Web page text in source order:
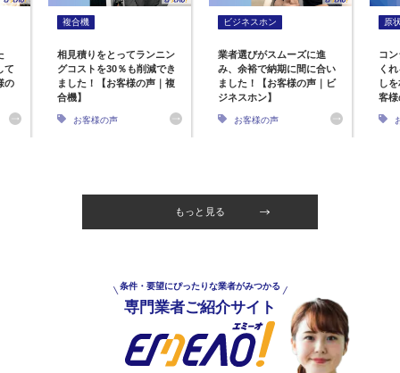
て
の
複合機
相見積りをとってランニン
グコストを30％も削減でき
ました！【お客様の声｜複
合機】
お客様の声
ビジネスホン
業者選びがスムーズに進
み、余裕で納期に間に合い
ました！【お客様の声｜ビ
ジネスホン】
お客様の声
原
コ
く
し
客
もっと見る
条件・要望にぴったりな業者がみつかる
専門業者ご紹介サイト